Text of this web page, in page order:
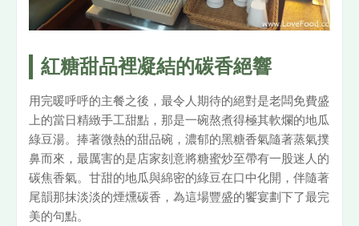
紅糖甜品裡凝結的碳香絕響
用完暖呼呼的主餐之後，最令人期待的絕對是老闆免費盛
上的當日精緻手工甜點，那是一碗熬煮得極其軟爛的地瓜
綠豆湯。捧著微熱的甜品碗，濃郁的黑糖香氣隨著蒸氣撲
鼻而來，最厲害的是店家刻意將糖蜜炒至帶有一股迷人的
碳焦香氣。甘甜的地瓜與綿密的綠豆在口中化開，伴隨著
尾韻那抹淡淡的煙燻碳香，為這場豐盛的饗宴劃下了最完
美的句點。